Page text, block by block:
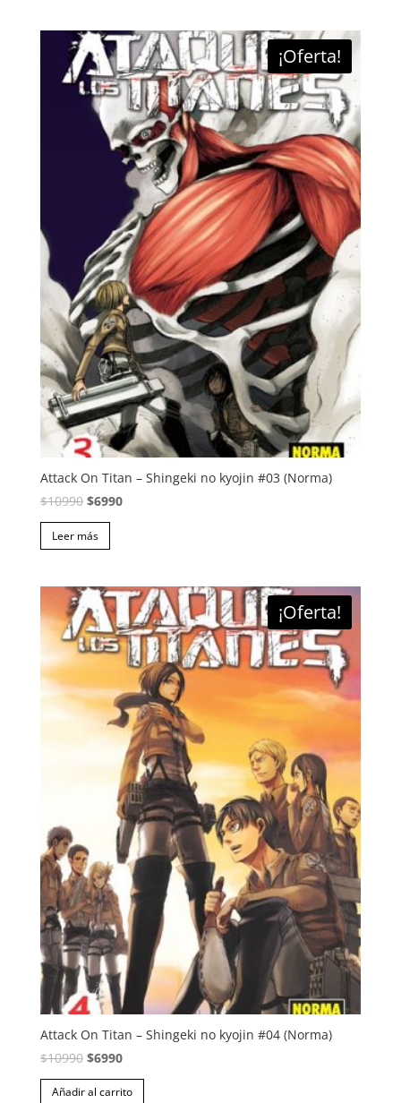
$10990.$6990.
¡Oferta!
Attack On Titan – Shingeki no kyojin #03 (Norma)
$10990 El
precio
original
$10990.
$6990El
$6990.
Leer más
¡Oferta!
Attack On Titan – Shingeki no kyojin #04 (Norma)
$10990 El
precio
original
$6990El
precio
actual
Añadir al carrito